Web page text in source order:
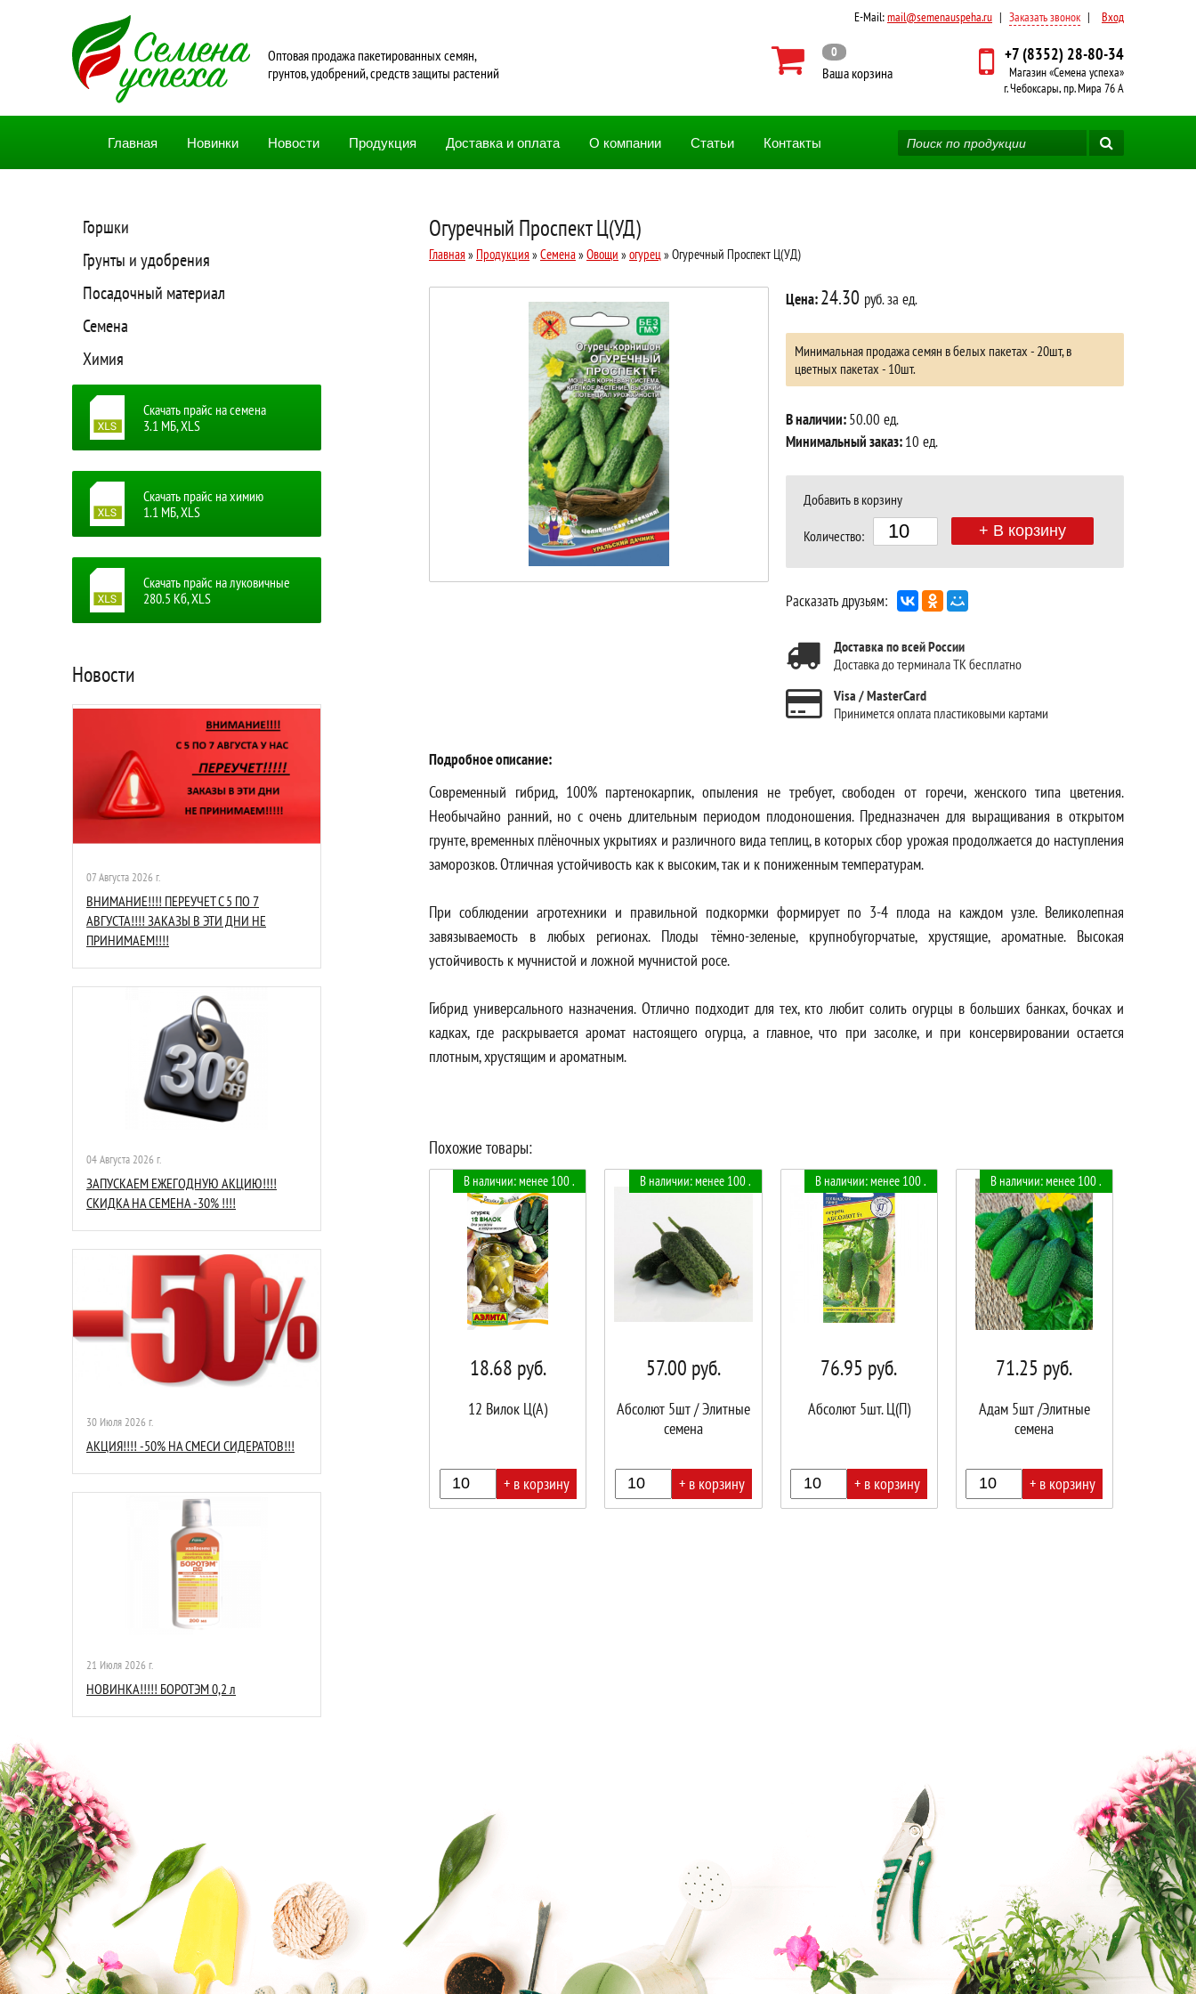
E-Mail:mail@semenauspeha.ru | Заказать звонок | Вход
Oптовая продажа пакетированных семян,
грунтов, удобрений, средств защиты растений
0
Ваша корзина
+7 (8352) 28-80-34
Магазин «Семена успеха»
г. Чебоксары, пр. Мира 76 А
Главная Новинки Новости Продукция Доставка и оплата О компании Статьи Контакты
Горшки
Грунты и удобрения
Посадочный материал
Семена
Химия
Скачать прайс на семена
3.1 MБ, XLS
Скачать прайс на химию
1.1 MБ, XLS
Скачать прайс на луковичные
280.5 Кб, XLS
Новости
07 Августа 2026 г.
ВНИМАНИЕ!!!! ПЕРЕУЧЕТ С 5 ПО 7
АВГУСТА!!!! ЗАКАЗЫ В ЭТИ ДНИ НЕ
ПРИНИМАЕМ!!!!
04 Августа 2026 г.
ЗАПУСКАЕМ ЕЖЕГОДНУЮ АКЦИЮ!!!!
СКИДКА НА СЕМЕНА -30% !!!!
30 Июля 2026 г.
АКЦИЯ!!!! -50% НА СМЕСИ СИДЕРАТОВ!!!
21 Июля 2026 г.
НОВИНКА!!!!! БОРОТЭМ 0,2 л
Огуречный Проспект Ц(УД)
Главная » Продукция »Семена»Овощи »огурец » Огуречный Проспект Ц(УД)
Цена:24.30 руб. за ед.
Минимальная продажа семян в белых пакетах - 20шт, в
цветных пакетах - 10шт.
В наличии:50.00 ед.
Минимальный заказ:10 ед.
Добавить в корзину
Количество: + В корзину
Расказать друзьям:
Доставка по всей России
Доставка до терминала ТК бесплатно
Visa / MasterCard
Принимется оплата пластиковыми картами
Подробное описание:
Современный гибрид, 100% партенокарпик, опыления не требует, свободен от горечи, женского типа цветения.
Необычайно ранний, но с очень длительным периодом плодоношения. Предназначен для выращивания в открытом
грунте, временных плёночных укрытиях и различного вида теплиц, в которых сбор урожая продолжается до наступления
заморозков. Отличная устойчивость как к высоким, так и к пониженным температурам.
При соблюдении агротехники и правильной подкормки формирует по 3-4 плода на каждом узле. Великолепная
завязываемость в любых регионах. Плоды тёмно-зеленые, крупнобугорчатые, хрустящие, ароматные. Высокая
устойчивость к мучнистой и ложной мучнистой росе.
Гибрид универсального назначения. Отлично подходит для тех, кто любит солить огурцы в больших банках, бочках и
кадках, где раскрывается аромат настоящего огурца, а главное, что при засолке, и при консервировании остается
плотным, хрустящим и ароматным.
Похожие товары:
В наличии: менее 100 .
18.68 руб.
12 Вилок Ц(А)
+ в корзину
В наличии: менее 100 .
57.00 руб.
Абсолют 5шт / Элитные
семена
+ в корзину
В наличии: менее 100 .
76.95 руб.
Абсолют 5шт. Ц(П)
+ в корзину
В наличии: менее 100 .
71.25 руб.
Адам 5шт /Элитные
семена
+ в корзину